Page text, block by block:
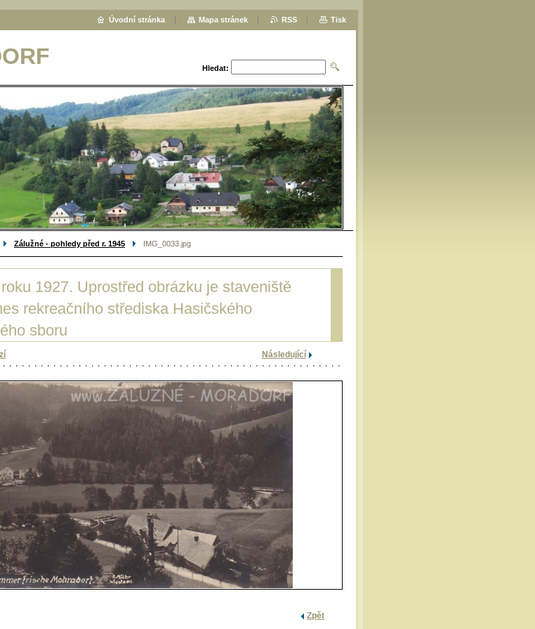
Hledat:
Zálužné - pohledy před r. 1945 IMG_0033.jpg
1927. Uprostřed obrázku je staveniště
rekreačního střediska Hasičského
sboru
Následující
Zpět
Úvodní stránka Mapa stránek RSS Tisk